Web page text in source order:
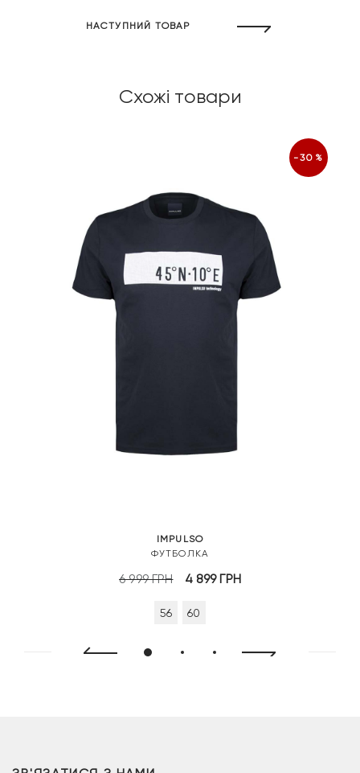
НАСТУПНИЙ ТОВАР
Схожі товари
-30%
IMPULSO
ФУТБОЛКА
6 999ГРН
Оригінальна
4 899ГРН
56 60